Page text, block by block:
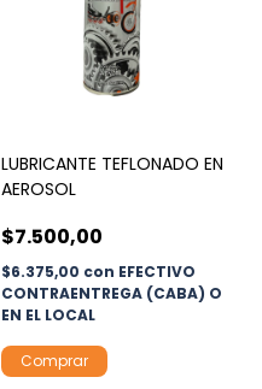
LUBRICANTE TEFLONADO EN
AEROSOL
$7.500,00
$6.375,00 con EFECTIVO
CONTRAENTREGA (CABA) O
EN EL LOCAL
Comprar